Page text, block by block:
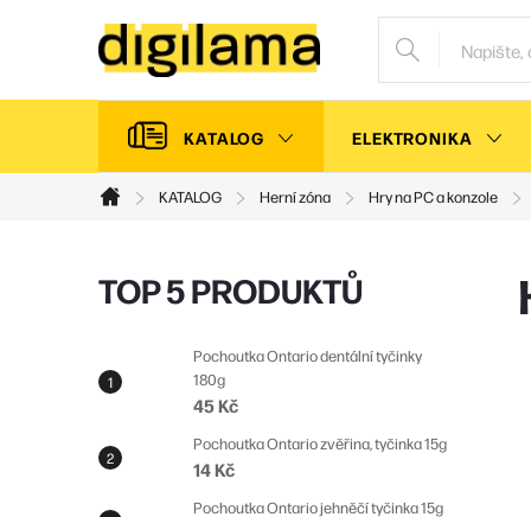
KATALOG ELEKTRONIKA
Domů
KATALOG Herní zóna Hry na PC a konzole
P
s
t
r
a
TOP 5 PRODUKTŮ
Pochoutka Ontario dentální tyčinky
180g
45 Kč
Pochoutka Ontario zvěřina, tyčinka 15g
14 Kč
Pochoutka Ontario jehněčí tyčinka 15g